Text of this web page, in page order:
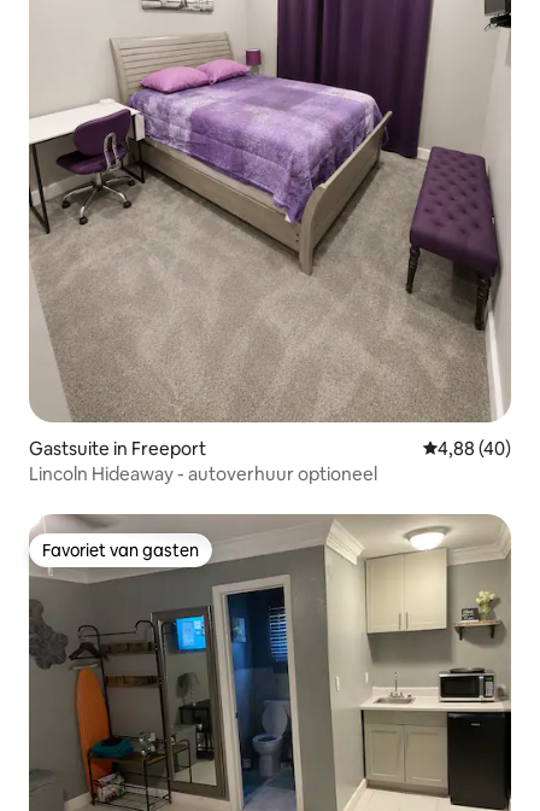
Gastsuite in Freeport Gemiddelde
4,88 (40)
Lincoln Hideaway - autoverhuur optioneel
Favoriet van gasten
Favoriet van gasten